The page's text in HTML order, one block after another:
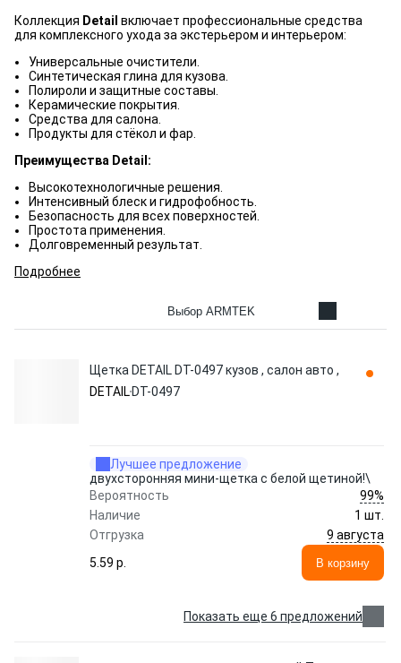
Коллекция Detail включает профессиональные средства
для комплексного ухода за экстерьером и интерьером:
Универсальные очистители.
Синтетическая глина для кузова.
Полироли и защитные составы.
Керамические покрытия.
Средства для салона.
Продукты для стёкол и фар.
Преимущества Detail:
Высокотехнологичные решения.
Интенсивный блеск и гидрофобность.
Безопасность для всех поверхностей.
Простота применения.
Долговременный результат.
Подробнее
Выбор ARMTEK
Щетка DETAIL DT-0497 кузов , салон авто ,
DETAIL DT-0497
Лучшее предложение
двухсторонняя мини-щетка с белой щетиной!\
Вероятность
99%
Наличие
1 шт.
Отгрузка
9 августа
5.59 p.
В корзину
Показать еще 6 предложений